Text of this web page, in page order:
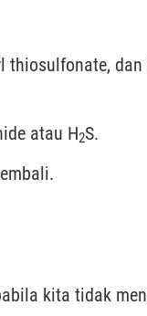
thiosulfonate, dan
atau H2S.
kita tidak